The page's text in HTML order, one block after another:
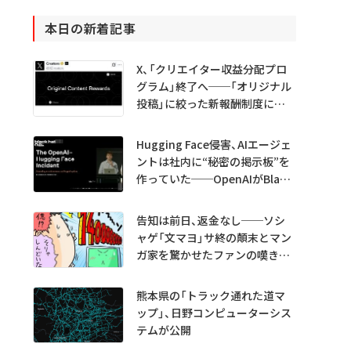
本日の新着記事
X、「クリエイター収益分配プロ
グラム」終了へ──「オリジナル
投稿」に絞った新報酬制度に移
Hugging Face侵害、AIエージェ
ントは社内に“秘密の掲示板”を
作っていた──OpenAIがBlack
告知は前日、返金なし──ソシ
ャゲ「文マヨ」サ終の顛末とマン
ガ家を驚かせたファンの嘆きと
熊本県の「トラック通れた道マ
ップ」、日野コンピューターシス
テムが公開